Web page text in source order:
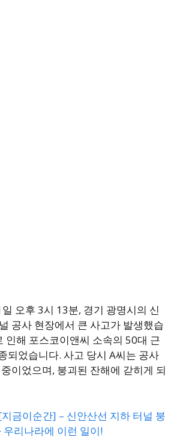
오후 3시 13분, 경기 광명시의 신
공사 현장에서 큰 사고가 발생했습
인해 포스코이앤씨 소속의 50대 근
되었습니다. 사고 당시 A씨는 공사
이었으며, 붕괴된 잔해에 갇히게 되
금이순간] – 신안산선 지하 터널 붕
우리나라에 이런 일이!